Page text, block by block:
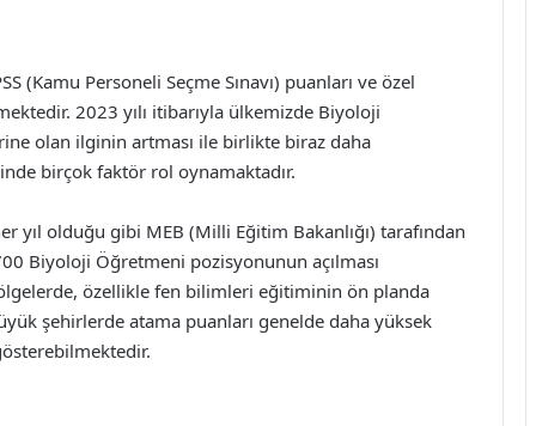
(Kamu Personeli Seçme Sınavı) puanları ve özel
2023 yılı itibarıyla ülkemizde Biyoloji
olan ilginin artması ile birlikte biraz daha
birçok faktör rol oynamaktadır.
yıl olduğu gibi MEB (Milli Eğitim Bakanlığı) tarafından
Biyoloji Öğretmeni pozisyonunun açılması
özellikle fen bilimleri eğitiminin ön planda
şehirlerde atama puanları genelde daha yüksek